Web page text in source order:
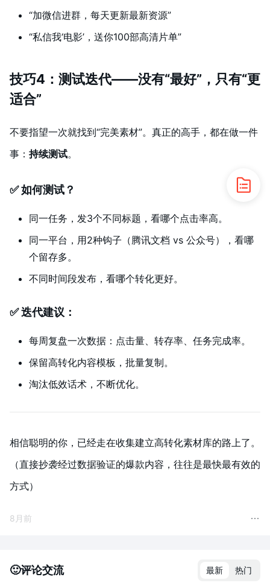
“加微信进群，每天更新最新资源”
“私信我‘电影’，送你100部高清片单”
技巧4：测试迭代——没有“最好”，只有“更
适合”
不要指望一次就找到“完美素材”。真正的高手，都在做一件
事： 持续测试。
✅ 如何测试？
同一任务，发3个不同标题，看哪个点击率高。
同一平台，用2种钩子（腾讯文档 vs 公众号），看哪
个留存多。
不同时间段发布，看哪个转化更好。
✅ 迭代建议：
每周复盘一次数据：点击量、转存率、任务完成率。
保留高转化内容模板，批量复制。
淘汰低效话术，不断优化。
相信聪明的你，已经走在收集建立高转化素材库的路上了。
（直接抄袭经过数据验证的爆款内容，往往是最快最有效的
方式）
8月前
🙂评论交流 最新 热门